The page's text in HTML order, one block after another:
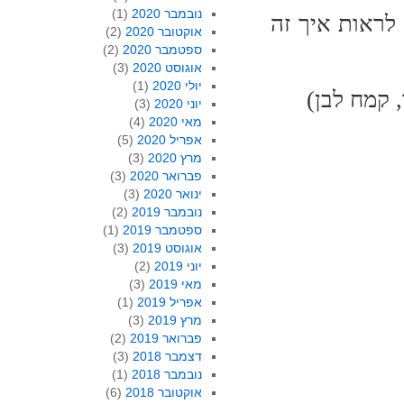
איך זה
נובמבר 2020
(1)
אוקטובר 2020
(2)
ספטמבר 2020
(2)
אוגוסט 2020
(3)
יולי 2020
(1)
יוני 2020
(3)
מאי 2020
(4)
אפריל 2020
(5)
מרץ 2020
(3)
פברואר 2020
(3)
ינואר 2020
(3)
נובמבר 2019
(2)
ספטמבר 2019
(1)
אוגוסט 2019
(3)
יוני 2019
(2)
מאי 2019
(3)
אפריל 2019
(1)
מרץ 2019
(3)
פברואר 2019
(2)
דצמבר 2018
(3)
נובמבר 2018
(1)
אוקטובר 2018
(6)